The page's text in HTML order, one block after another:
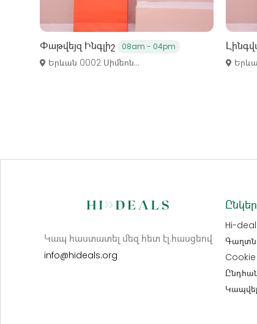
Փաթվեյզ Ինգլիշ 08am - 04pm
Երևան 0002 Սիմեոն...
Կապ հաստատել մեզ հետ էլ.հասցեով
info@hideals.org
Hi-